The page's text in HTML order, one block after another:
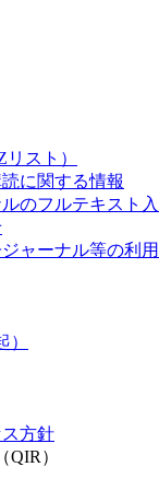
スト）
に関する情報
のフルテキスト
ャーナル等の利用
方針
）